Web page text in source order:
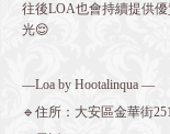
往後LOA也會持續提供
光😌
—Loa by Hootalinqua —
🔹住所：大安區金華街